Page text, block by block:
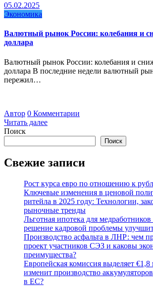
05.02.2025
Экономика
Валютный рынок России: колебания и
доллара
Валютный рынок России: колебания и
доллара В последние недели валютный
пережил…
Автор 0 Комментарии
Читать далее
Поиск
Поиск
Свежие записи
Рост курса евро по отношению к
Ключевые изменения в ценовой
ритейла в 2025 году: Технологии,
рыночные тренды
Льготная ипотека для медработников
решение кадровой проблемы
Производство асфальта в ЛНР: чем
проект участников СЭЗ и каковы
преимущества?
Европейская комиссия выделяет €1,8
изменит производство
в ЕС?